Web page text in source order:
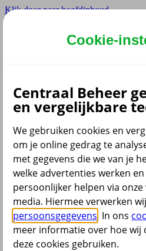
Klik door naar hoofdinhoud
Hoofdmenu navigatie
Menu
Wij doen het samen
Partner
Samenwerken
Cookie-
Centraal Beheer
en vergelijkbare
We gebruiken cookies en
om je online gedrag te
met gegevens die we van je
welke advertenties werken
persoonlijker helpen via
media. Hiermee verwerken
persoonsgegevens . In ons
meer informatie over hoe wij
deze cookies gebruiken.